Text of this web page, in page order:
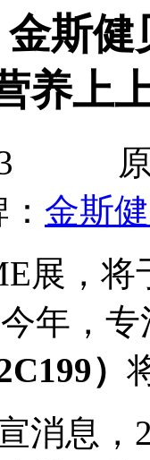
斯
养上
原
金斯
，将
年，
）
息，